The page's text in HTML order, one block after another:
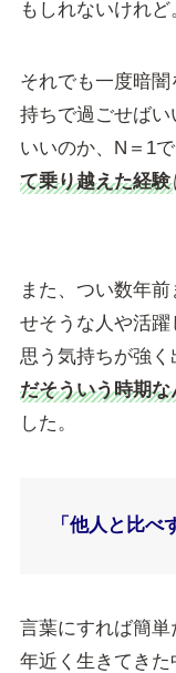
もしれないけれど
それでも一度暗
持ちで過ごせば
いいのか、N＝1
て乗り越えた経験
また、つい数年
せそうな人や活
思う気持ちが強く
だそういう時期
した。
「他人と比べ
言葉にすれば簡
年近く生きてきた